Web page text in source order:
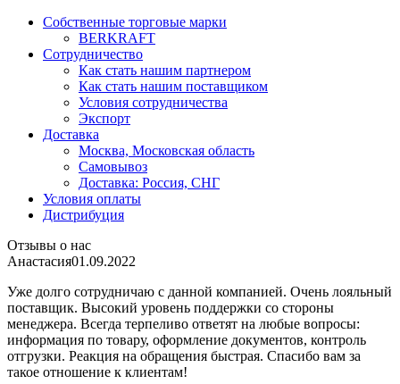
Собственные торговые марки
BERKRAFT
Сотрудничество
Как стать нашим партнером
Как стать нашим поставщиком
Условия сотрудничества
Экспорт
Доставка
Москва, Московская область
Самовывоз
Доставка: Россия, СНГ
Условия оплаты
Дистрибуция
Отзывы о нас
Анастасия01.09.2022
Уже долго сотрудничаю с данной компанией. Очень лояльный
поставщик. Высокий уровень поддержки со стороны
менеджера. Всегда терпеливо ответят на любые вопросы:
информация по товару, оформление документов, контроль
отгрузки. Реакция на обращения быстрая. Спасибо вам за
такое отношение к клиентам!